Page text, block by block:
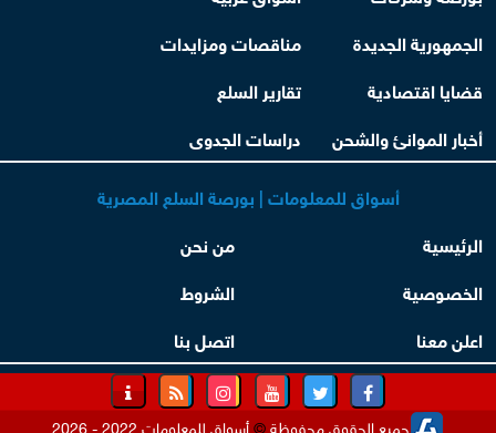
الجمهورية الجديدة
مناقصات ومزايدات
قضايا اقتصادية
تقارير السلع
أخبار الموانئ والشحن
دراسات الجدوى
أسواق للمعلومات | بورصة السلع المصرية
الرئيسية
من نحن
الخصوصية
الشروط
اعلن معنا
اتصل بنا
جميع الحقوق محفوظة©أسواق للمعلومات 2022 - 2026